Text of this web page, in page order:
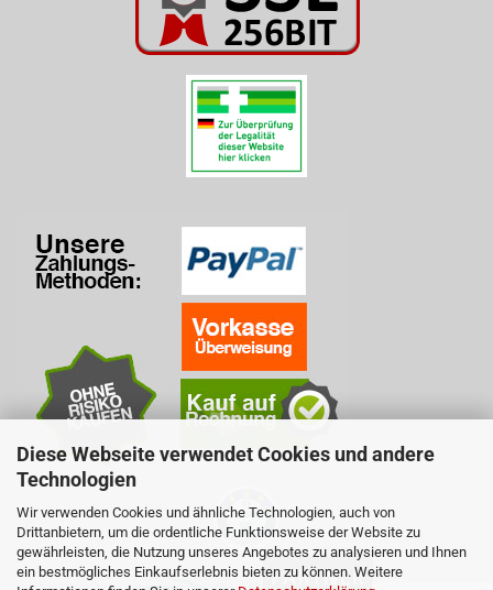
Diese Webseite verwendet Cookies und andere
Technologien
Wir verwenden Cookies und ähnliche Technologien, auch von
Drittanbietern, um die ordentliche Funktionsweise der Website zu
gewährleisten, die Nutzung unseres Angebotes zu analysieren und Ihnen
ein bestmögliches Einkaufserlebnis bieten zu können. Weitere